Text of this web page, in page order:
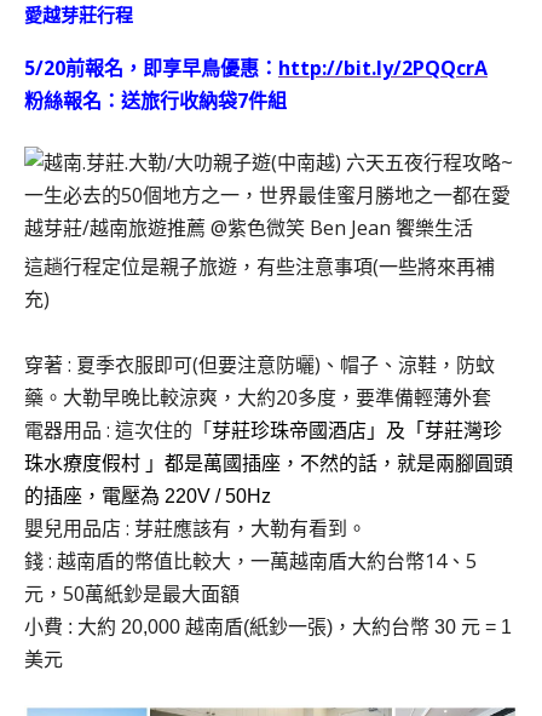
愛越芽莊行程
5/20前報名，即享早鳥優惠： http://bit.ly/2PQQcrA
粉絲報名：送旅行收納袋7件組
這趟行程定位是親子旅遊，有些注意事項(一些將來再補
充)
穿著 : 夏季衣服即可(但要注意防曬)、帽子、涼鞋，防蚊
藥。大勒早晚比較涼爽，大約20多度，要準備輕薄外套
電器用品 : 這次住的「芽莊珍珠帝國酒店」 及「芽莊灣珍
珠水療度假村 」都是萬國插座，不然的話，就是兩腳圓頭
的插座，電壓為 220V / 50Hz
嬰兒用品店 : 芽莊應該有，大勒有看到。
錢 : 越南盾的幣值比較大，一萬越南盾大約台幣14、5
元，50萬紙鈔是最大面額
小費 : 大約 20,000 越南盾(紙鈔一張)，大約台幣 30 元 = 1
美元